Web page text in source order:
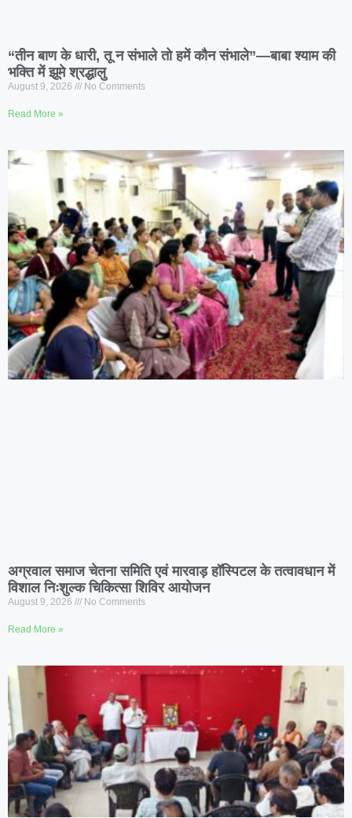
“तीन बाण के धारी, तू न संभाले तो हमें कौन संभाले”—बाबा श्याम की
भक्ति में झूमे श्रद्धालु
August 9, 2026 No Comments
Read More »
अग्रवाल समाज चेतना समिति एवं मारवाड़ हॉस्पिटल के तत्वावधान में
विशाल निःशुल्क चिकित्सा शिविर आयोजन
August 9, 2026 No Comments
Read More »